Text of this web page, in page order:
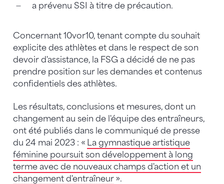
a prévenu SSI à titre de précaution.
Concernant 10vor10, tenant compte du souhait
explicite des athlètes et dans le respect de son
devoir d'assistance, la FSG a décidé de ne pas
prendre position sur les demandes et contenus
confidentiels des athlètes.
Les résultats, conclusions et mesures, dont un
changement au sein de l'équipe des entraîneurs,
ont été publiés dans le communiqué de presse
du 24 mai 2023 : «
La gymnastique artistique
féminine poursuit son développement à long
terme avec de nouveaux champs d'action et un
changement d'entraîneur ».